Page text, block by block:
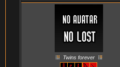
Twins forever